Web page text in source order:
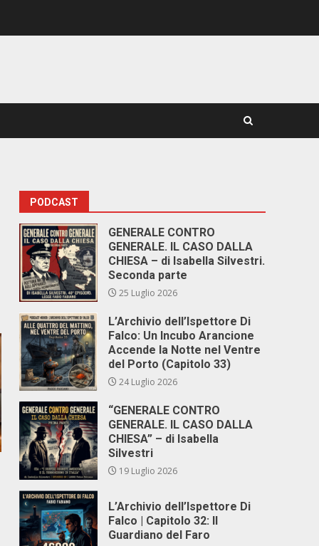
PODCAST
GENERALE CONTRO
GENERALE. IL CASO DALLA
CHIESA – di Isabella Silvestri.
Seconda parte
25 Luglio 2026
L’Archivio dell’Ispettore Di
Falco: Un Incubo Arancione
Accende la Notte nel Ventre
del Porto (Capitolo 33)
24 Luglio 2026
“GENERALE CONTRO
GENERALE. IL CASO DALLA
CHIESA” – di Isabella
Silvestri
19 Luglio 2026
L’Archivio dell’Ispettore Di
Falco | Capitolo 32: Il
Guardiano del Faro